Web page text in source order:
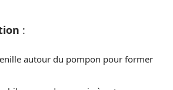
:
autour du pompon pour former